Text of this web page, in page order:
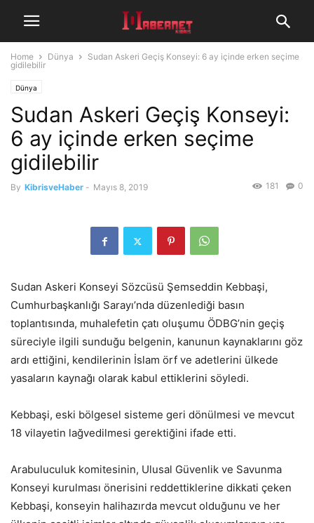
Home Dünya
Sudan Askeri Geçiş Konseyi: 6 ay içinde erken seçime
gidilebilir
Dünya
Sudan Askeri Geçiş Konseyi:
6 ay içinde erken seçime
gidilebilir
By KibrisveHaber - Mayıs 8, 2019 0
181
Sudan Askeri Konseyi Sözcüsü Şemseddin Kebbaşi,
Cumhurbaşkanlığı Sarayı’nda düzenlediği basın
toplantısında, muhalefetin çatı oluşumu ÖDBG’nin geçiş
süreciyle ilgili sunduğu belgenin, kanunun kaynaklarını göz
ardı ettiğini, kendilerinin İslam örf ve adetlerini ülkede
yasaların kaynağı olarak kabul ettiklerini söyledi.
Kebbaşi, eski bölgesel sisteme geri dönülmesi ve mevcut
18 vilayetin lağvedilmesi gerektiğini ifade etti.
Arabuluculuk komitesinin, Ulusal Güvenlik ve Savunma
Konseyi kurulması önerisini reddettiklerine dikkati çeken
Kebbaşi, konseyin halihazırda mevcut olduğunu ve her